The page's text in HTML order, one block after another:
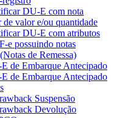
DU-E com nota
de valor e/ou quantidade
DU-E com atributos
e possuindo notas
de Remessa)
de Embarque Antecipado
de Embarque Antecipado
Suspensão
Devolução